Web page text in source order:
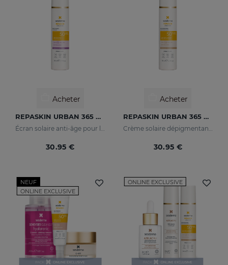
Acheter
REPASKIN URBAN 365 Anti Age SPF50
Écran solaire anti-âge pour le visage
30.95 €
Acheter
REPASKIN URBAN 365 Depigmenting SPF50+
Crème solaire dépigmentante pour le visage
30.95 €
NEUF
ONLINE EXCLUSIVE
ONLINE EXCLUSIVE